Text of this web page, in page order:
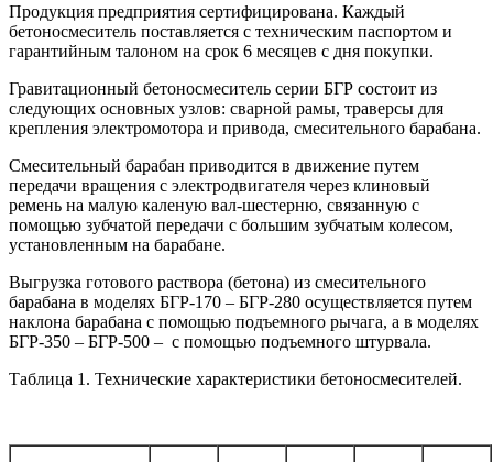
Продукция предприятия сертифицирована. Каждый
бетоносмеситель поставляется с техническим паспортом и
гарантийным талоном на срок 6 месяцев с дня покупки.
Гравитационный бетоносмеситель серии БГР состоит из
следующих основных узлов: сварной рамы, траверсы для
крепления электромотора и привода, смесительного барабана.
Смесительный барабан приводится в движение путем
передачи вращения с электродвигателя через клиновый
ремень на малую каленую вал-шестерню, связанную с
помощью зубчатой передачи с большим зубчатым колесом,
установленным на барабане.
Выгрузка готового раствора (бетона) из смесительного
барабана в моделях БГР-170 – БГР-280 осуществляется путем
наклона барабана с помощью подъемного рычага, а в моделях
БГР-350 – БГР-500 – с помощью подъемного штурвала.
Таблица 1. Технические характеристики бетоносмесителей.